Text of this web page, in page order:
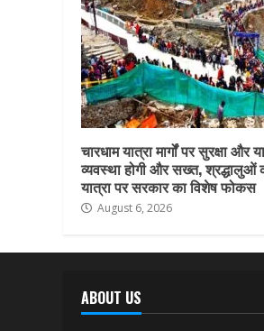
चारधाम यात्रा मार्गों पर सुरक्षा और
व्यवस्था होगी और सख्त, श्रद्धालुओं
यात्रा पर सरकार का विशेष फोकस
August 6, 2026
ABOUT US